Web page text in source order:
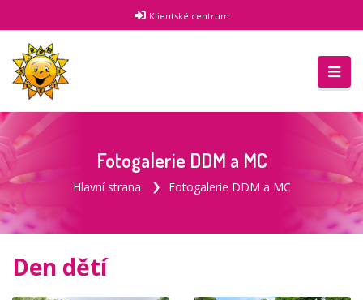
Klientské centrum
Fotogalerie DDM a MC
Hlavní strana Fotogalerie DDM a MC
Den dětí